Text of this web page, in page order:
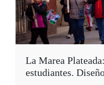
La Marea
estudiantes.